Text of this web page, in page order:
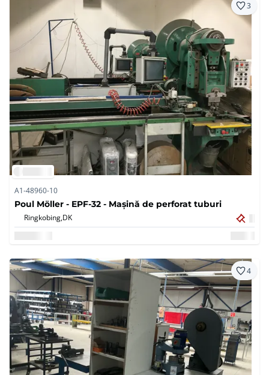
3
A1-48960-10
Poul Möller - EPF-32 - Mașină de perforat tuburi
Ringkobing,DK
4